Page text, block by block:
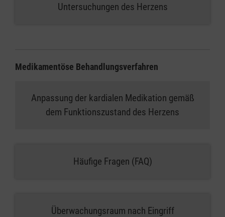
Untersuchungen des Herzens
Medikamentöse Behandlungsverfahren
Anpassung der kardialen Medikation gemäß
dem Funktionszustand des Herzens
Häufige Fragen (FAQ)
Überwachungsraum nach Eingriff